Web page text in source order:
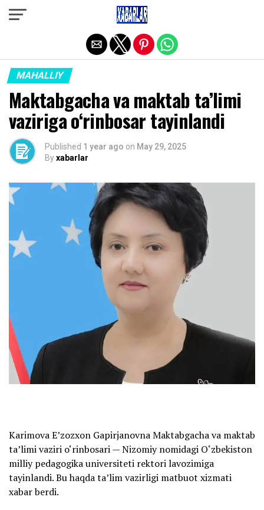
MAHALLIY
Maktabgacha va maktab ta’limi
vaziriga o‘rinbosar tayinlandi
Published 1 year ago on May 29, 2025
Byxabarlar
Karimova E’zozxon Gapirjanovna Maktabgacha va maktab
ta’limi vaziri o‘rinbosari — Nizomiy nomidagi O‘zbekiston
milliy pedagogika universiteti rektori lavozimiga
tayinlandi. Bu haqda ta’lim vazirligi matbuot xizmati
xabar berdi.
Exit mobile version